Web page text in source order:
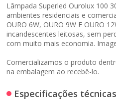
Lâmpada Superled Ourolux 100
ambientes residenciais e
OURO 6W, OURO 9W E OURO
incandescentes leitosas, sem
com muito mais economia.
Comercializamos o produto
na embalagem ao recebê-lo.
Especificações técnicas